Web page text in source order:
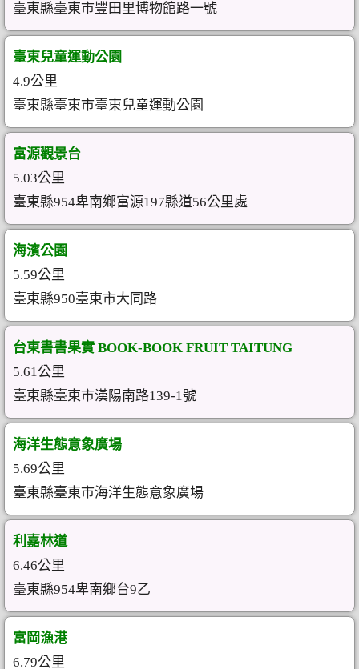
臺東縣臺東市豐田里博物館路一號
臺東兒童運動公園
4.9公里
臺東縣臺東市臺東兒童運動公園
富源觀景台
5.03公里
臺東縣954卑南鄉富源197縣道56公里處
海濱公園
5.59公里
臺東縣950臺東市大同路
台東書書果實 BOOK-BOOK FRUIT TAITUNG
5.61公里
臺東縣臺東市漢陽南路139-1號
海洋生態意象廣場
5.69公里
臺東縣臺東市海洋生態意象廣場
利嘉林道
6.46公里
臺東縣954卑南鄉台9乙
富岡漁港
6.79公里